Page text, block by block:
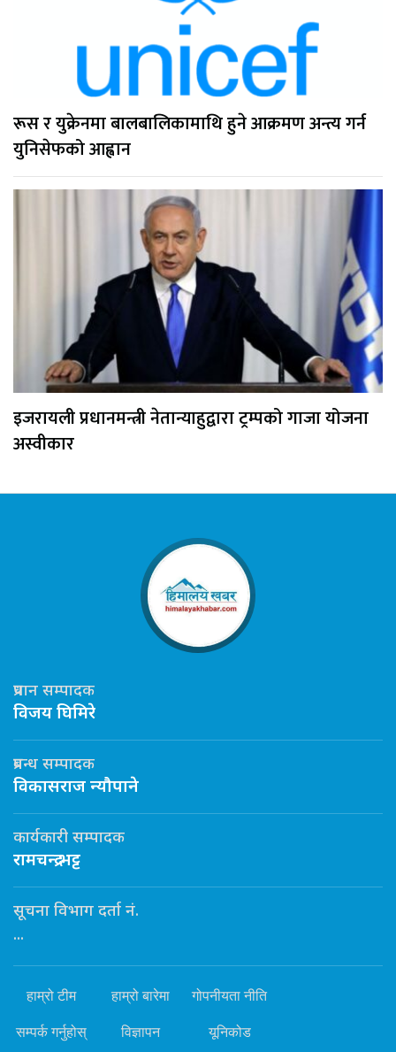
रूस र युक्रेनमा बालबालिकामाथि हुने आक्रमण अन्त्य गर्न
युनिसेफको आह्वान
इजरायली प्रधानमन्त्री नेतान्याहुद्वारा ट्रम्पको गाजा योजना
अस्वीकार
प्रधान सम्पादक
विजय घिमिरे
प्रबन्ध सम्पादक
विकासराज न्यौपाने
कार्यकारी सम्पादक
रामचन्द्र भट्ट
सूचना विभाग दर्ता नं.
...
हाम्रो टीम हाम्रो बारेमा गोपनीयता नीति
सम्पर्क गर्नुहोस् विज्ञापन यूनिकोड